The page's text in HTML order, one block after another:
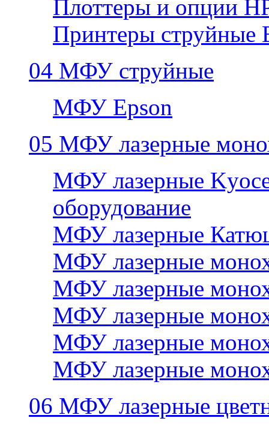
Плоттеры и опции
Принтеры струйные
04 МФУ струйные
МФУ Epson
05 МФУ лазерные
МФУ лазерные
оборудование
МФУ лазерные
МФУ лазерные
МФУ лазерные
МФУ лазерные
МФУ лазерные
МФУ лазерные
06 МФУ лазерные